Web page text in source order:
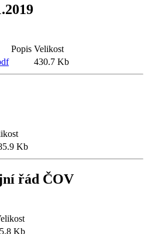
Popis Velikost
430.7 Kb
Kb
řád ČOV
Kb